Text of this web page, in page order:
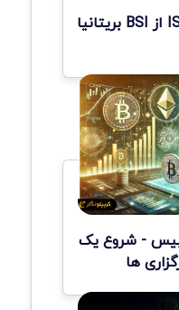
گواهینامه ISO BNB Chain از BSI بریتانیا
بیس - شروع یک
ها